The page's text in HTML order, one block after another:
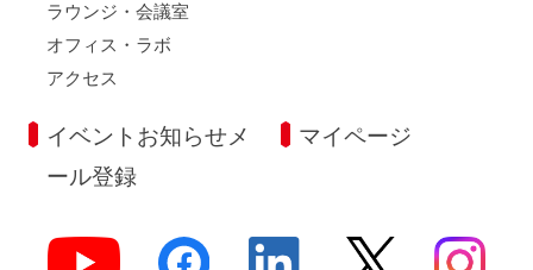
ラウンジ・会議室
オフィス・ラボ
アクセス
イベントお知らせメ
ール登録
マイページ